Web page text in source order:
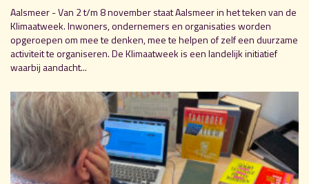
Aalsmeer - Van 2 t/m 8 november staat Aalsmeer in het teken van de
Klimaatweek. Inwoners, ondernemers en organisaties worden
opgeroepen om mee te denken, mee te helpen of zelf een duurzame
activiteit te organiseren. De Klimaatweek is een landelijk initiatief
waarbij aandacht...